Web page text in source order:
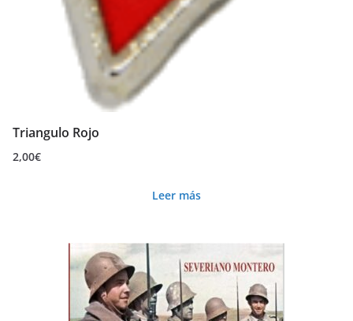
Triangulo Rojo
2,00€
Leer más